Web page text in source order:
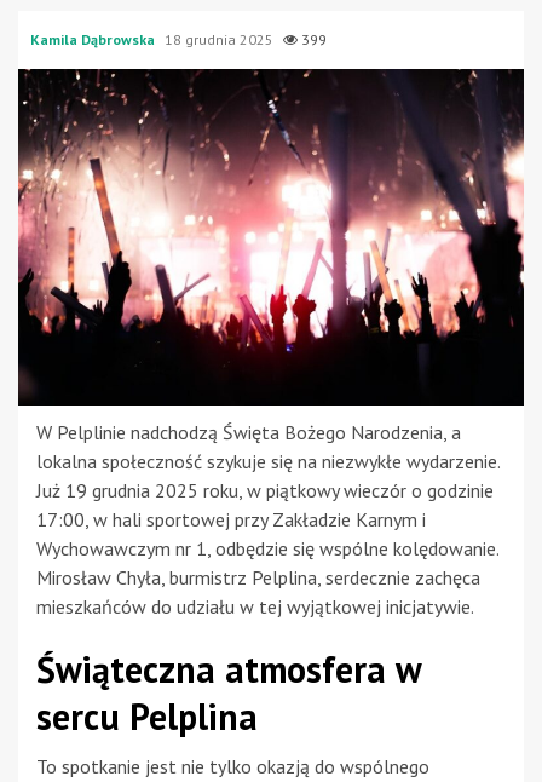
Kamila Dąbrowska 18 grudnia 2025 399
W Pelplinie nadchodzą Święta Bożego Narodzenia, a
lokalna społeczność szykuje się na niezwykłe wydarzenie.
Już 19 grudnia 2025 roku, w piątkowy wieczór o godzinie
17:00, w hali sportowej przy Zakładzie Karnym i
Wychowawczym nr 1, odbędzie się wspólne kolędowanie.
Mirosław Chyła, burmistrz Pelplina, serdecznie zachęca
mieszkańców do udziału w tej wyjątkowej inicjatywie.
Świąteczna atmosfera w
sercu Pelplina
To spotkanie jest nie tylko okazją do wspólnego